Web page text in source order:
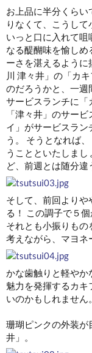
お上品に半分くらい
りなくて、こうし
いっと口に入れて咀
なる醍醐味を愉しめ
ーさを湛えるよう
川 津々井」の「カ
のだろうかと、一週
サービスランチに「
「津々井」のサー
イ」がサービスラ
う。 そうとなれば
うことといたしま
ど、前週とは随分違
そして、前回より
る！ この調子で５
それとも小振りもの
考えながら、マヨネ
かな歯触りと軽やか
魅力を発揮するカ
いのかもしれません。
珊瑚ピンクの外装が
井」。